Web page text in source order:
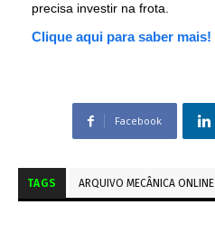
precisa investir na frota.
Clique aqui para saber mais!
Facebook
TAGS ARQUIVO MECÂNICA ONLINE